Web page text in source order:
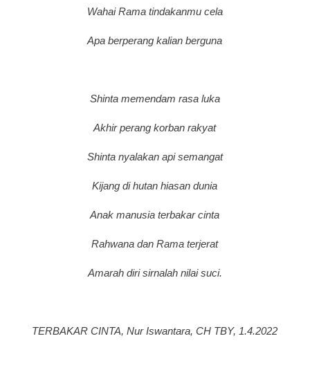
Wahai Rama tindakanmu cela
Apa berperang kalian berguna
Shinta memendam rasa luka
Akhir perang korban rakyat
Shinta nyalakan api semangat
Kijang di hutan hiasan dunia
Anak manusia terbakar cinta
Rahwana dan Rama terjerat
Amarah diri sirnalah nilai suci.
TERBAKAR CINTA, Nur Iswantara, CH TBY, 1.4.2022